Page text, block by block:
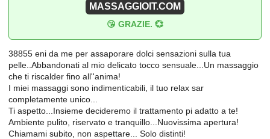
MASSAGGIOIT.COM
😘 GRAZIE. 💞
38855 eni da me per assaporare dolci sensazioni sulla tua
pelle..Abbandonati al mio delicato tocco sensuale...Un massaggio
che ti riscalder fino all''anima!
I miei massaggi sono indimenticabili, il tuo relax sar
completamente unico...
Ti aspetto...Insieme decideremo il trattamento pi adatto a te!
Ambiente pulito, riservato e tranquillo...Nuovissima apertura!
Chiamami subito, non aspettare... Solo distinti!